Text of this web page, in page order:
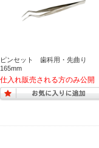
ピンセット 歯科用・先曲り
165mm